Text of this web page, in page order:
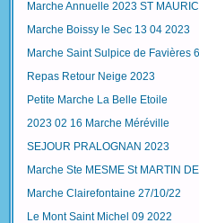
Marche Annuelle 2023 ST
Marche Boissy le Sec 13 04 2023
Marche Saint Sulpice de Favières
Repas Retour Neige 2023
Petite Marche La Belle Etoile
2023 02 16 Marche Méréville
SEJOUR PRALOGNAN 2023
Marche Ste MESME St MARTIN
Marche Clairefontaine 27/10/22
Le Mont Saint Michel 09 2022